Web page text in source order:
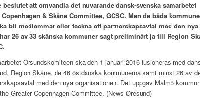
att omvandla det nuvarande dansk-svenska samarbetet
& Skåne Committee, GCSC. Men de båda
bli medlemmar eller teckna ett partnerskapsavtal med den nya
26 av 33 skånska kommuner sagt preliminärt ja till Region
Örsundskomiteen ska den 1 januari 2016 fusioneras med
Region Skåne, de 46 östdanska kommunerna samt minst 26
med den nya organisationen. Det uppgav Malmö
Greater Copenhagen Committee. (News Øresund)